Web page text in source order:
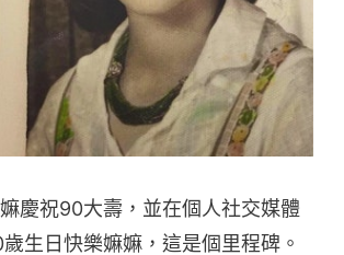
慶祝90大壽，並在個人社交媒體
生日快樂嫲嫲，這是個里程碑。